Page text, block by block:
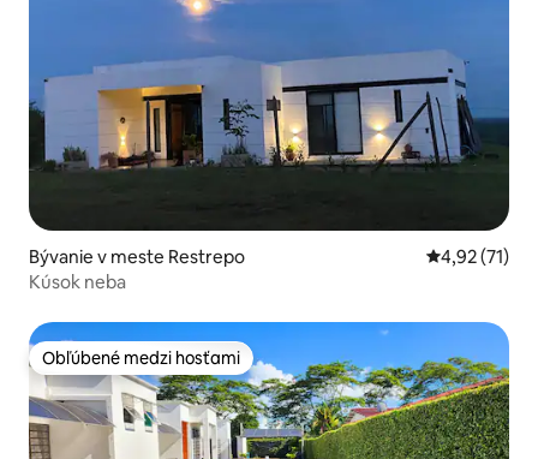
Bývanie v meste Restrepo Priemerné
4,92 (71)
Kúsok neba
Obľúbené medzi hosťami
Obľúbené medzi hosťami